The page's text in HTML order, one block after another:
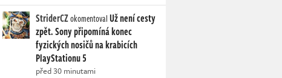
StriderCZokomentovalUž není cesty
zpět. Sony připomíná konec
fyzických nosičů na krabicích
PlayStationu 5
před 30 minutami